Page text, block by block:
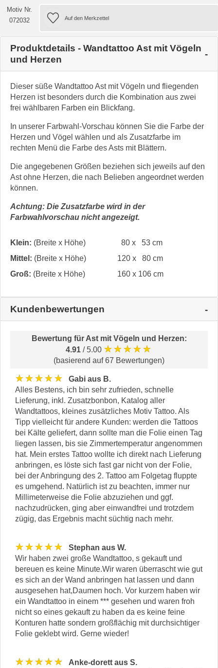
Motiv Nr.
072032
Produktdetails - Wandtattoo Ast mit Vögeln
und Herzen
Dieser süße Wandtattoo Ast mit Vögeln und fliegenden
Herzen ist besonders durch die Kombination aus zwei
frei wählbaren Farben ein Blickfang.
In unserer Farbwahl-Vorschau können Sie die Farbe der
Herzen und Vögel wählen und als Zusatzfarbe im
rechten Menü die Farbe des Asts mit Blättern.
Die angegebenen Größen beziehen sich jeweils auf den
Ast ohne Herzen, die nach Belieben angeordnet werden
können.
Achtung: Die Zusatzfarbe wird in der
Farbwahlvorschau nicht angezeigt.
Klein: (Breite x Höhe)
80 x 53 cm
Mittel: (Breite x Höhe)
120 x 80 cm
Groß: (Breite x Höhe) 160 x 106 cm
Kundenbewertungen
Bewertung für Ast mit Vögeln und Herzen:
4.91 / 5.00 ★★★★★
(basierend auf 67 Bewertungen)
★★★★★
Gabi aus B.
Alles Bestens, ich bin sehr zufrieden, schnelle
Lieferung, inkl. Zusatzbonbon, Katalog aller
Wandtattoos, kleines zusätzliches Motiv Tattoo. Als
Tipp vielleicht für andere Kunden: werden die Tattoos
bei Kälte geliefert, dann sollte man die Folie einen Tag
liegen lassen, bis sie Zimmertemperatur angenommen
hat. Mein erstes Tattoo wollte ich direkt nach Lieferung
anbringen, es löste sich fast gar nicht von der Folie,
bei der Anbringung des 2. Tattoo am Folgetag fluppte
es umgehend. Natürlich ist zu beachten, immer nur
Millimeterweise die Folie abzuziehen und ggf.
nachzudrücken, ging aber einwandfrei und trotzdem
zügig, das Ergebnis macht süchtig nach mehr.
★★★★★
Stephan aus W.
Wir haben zwei große Wandtattoo, s gekauft und
bereuen es keine Minute.Wir waren überrascht wie gut
es sich an der Wand anbringen hat lassen und dann
ausgesehen hat,Daumen hoch. Vor kurzem haben wir
ein Wandtattoo in einem *** gesehen und waren froh
nicht so eines gekauft zu haben da es keine feine
Konturen hatte sondern großflächig mit durchsichtiger
Folie geklebt wird. Gerne wieder!
★★★★★
Anke-dorett aus S.